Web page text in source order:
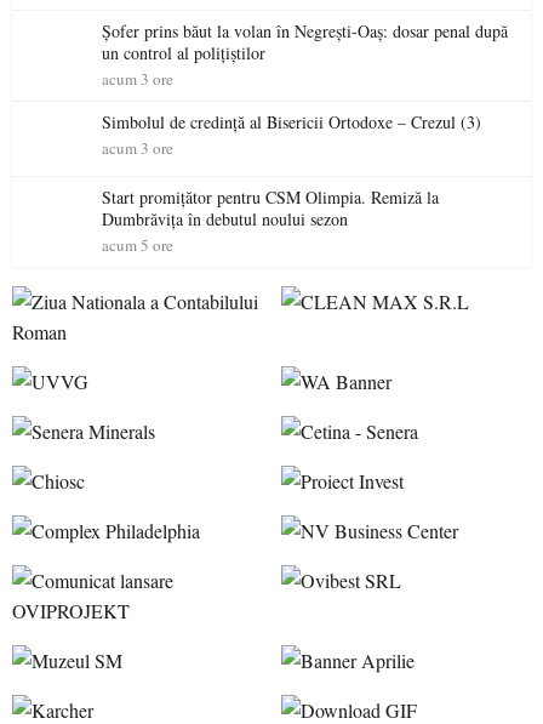
Șofer prins băut la volan în Negrești-Oaș: dosar penal după
un control al polițiștilor
acum 3 ore
Simbolul de credinţă al Bisericii Ortodoxe – Crezul (3)
acum 3 ore
Start promițător pentru CSM Olimpia. Remiză la
Dumbrăvița în debutul noului sezon
acum 5 ore